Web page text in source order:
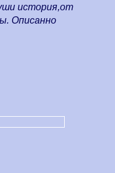
история,от
Описанно